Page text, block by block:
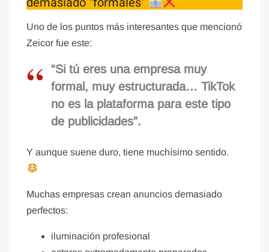
Uno de los puntos más interesantes que mencionó
Zeicor fue este:
“Si tú eres una empresa muy
formal, muy estructurada… TikTok
no es la plataforma para este tipo
de publicidades”.
Y aunque suene duro, tiene muchísimo sentido.
Muchas empresas crean anuncios demasiado
perfectos:
iluminación profesional